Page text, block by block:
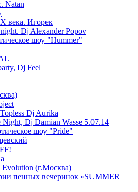
Natan
века. Игорек
night. Dj Alexander Popov
шоу "Hummer"
Dj Feel
Dj Aurika
Night, Dj Damian Wasse 5.07.14
шоу "Pride"
(г.Москва)
пенных вечеринок «SUMMER